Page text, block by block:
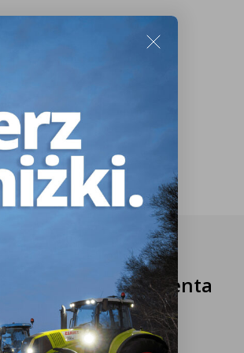
Nasza obsługa klienta
jest do Twojej
dyspozycji!